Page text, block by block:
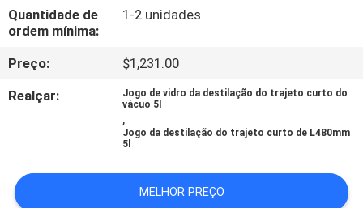
EXCURSÃO
DA
FÁBRICA
DA
QUALIDADE
Quantidade de
ordem mínima:
1-2 unidades
Preço:
$1,231.00
Realçar:
Jogo de vidro da destilação do trajeto curto do
vácuo 5l
,
Jogo da destilação do trajeto curto de L480mm
5l
MELHOR PREÇO